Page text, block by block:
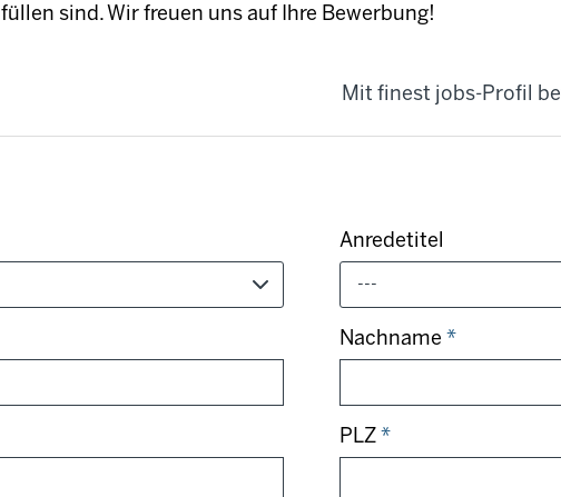
sind. Wir freuen uns auf Ihre Bewerbung!
Mit finest jobs-Profil
Anredetitel
---
Nachname*
PLZ*